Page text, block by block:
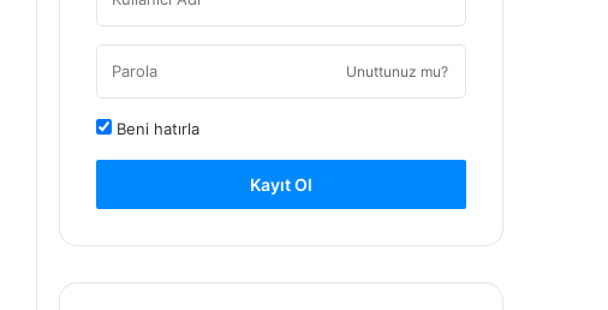
Unuttunuz mu?
Beni hatırla
Kayıt Ol